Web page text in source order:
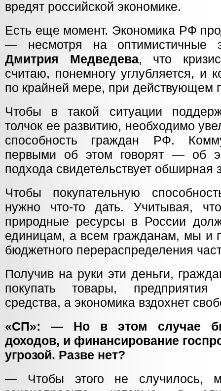
вредят российской экономике.
Есть еще момент. Экономика РФ
— несмотря на оптимистичные
Дмитрия Медведева, что
считаю, понемногу углубляется,
по крайней мере, при действующем
Чтобы в такой ситуации
толчок ее развитию, необходимо
способность граждан РФ.
первыми об этом говорят — об
подхода свидетельствует обширная
Чтобы покупательную
нужно что-то дать. Учитывая,
природные ресурсы в России
единицам, а всем гражданам, мы и
бюджетного перераспределения
Получив на руки эти деньги,
покупать товары, предприятия
средства, а экономика вздохнет
«СП»: — Но в этом случае
доходов, и финансирование
угрозой. Разве нет?
— Чтобы этого не случилось,